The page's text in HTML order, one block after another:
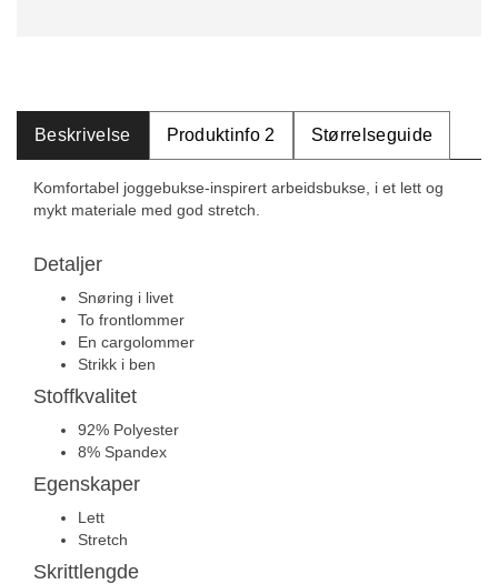
Beskrivelse Produktinfo 2 Størrelseguide
Komfortabel joggebukse-inspirert arbeidsbukse, i et lett og
mykt materiale med god stretch.
Detaljer
Snøring i livet
To frontlommer
En cargolommer
Strikk i ben
Stoffkvalitet
92% Polyester
8% Spandex
Egenskaper
Lett
Stretch
Skrittlengde